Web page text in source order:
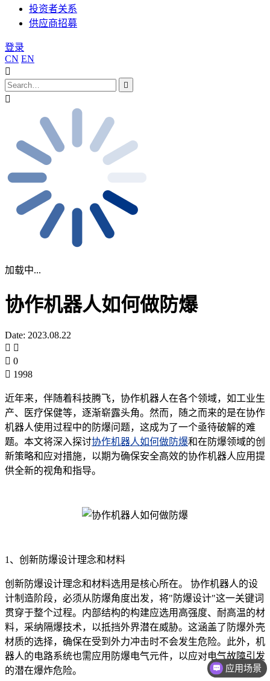
投资者关系
供应商招募
登录
CN EN
加载中...
协作机器人如何做防爆
Date: 2023.08.22
0
1998
近年来，伴随着科技腾飞，协作机器人在各个领域，如工业生
产、医疗保健等，逐渐崭露头角。然而，随之而来的是在协作
机器人使用过程中的防爆问题，这成为了一个亟待破解的难
题。本文将深入探讨协作机器人如何做防爆和在防爆领域的创
新策略和应对措施，以期为确保安全高效的协作机器人应用提
供全新的视角和指导。
1、创新防爆设计理念和材料
创新防爆设计理念和材料选用是核心所在。 协作机器人的设
计制造阶段，必须从防爆角度出发，将"防爆设计"这一关键词
贯穿于整个过程。内部结构的构建应选用高强度、耐高温的材
料，采纳隔爆技术，以抵挡外界潜在威胁。这涵盖了防爆外壳
材质的选择，确保在受到外力冲击时不会发生危险。此外，机
器人的电路系统也需应用防爆电气元件，以应对电气故障引发
的潜在爆炸危险。
应用场景